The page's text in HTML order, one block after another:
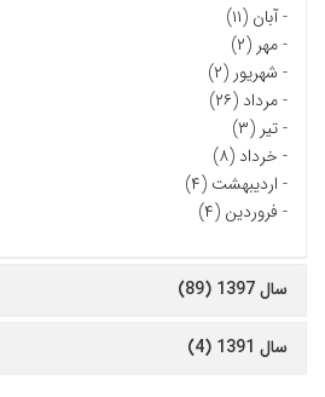
-آبان (۱۱)
-مهر (۲)
- شهریور (۲)
-مرداد (۲۶)
-تیر (۳)
- خرداد (۸)
- اردیبهشت (۴)
- فروردین (۴)
سال 1397 (89)
سال 1391 (4)